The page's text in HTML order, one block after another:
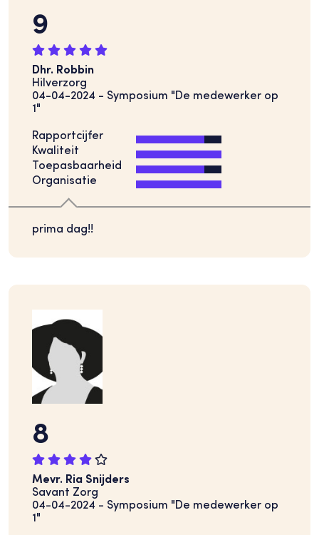
9
Dhr. Robbin
Hilverzorg
04-04-2024 - Symposium "De medewerker op
1"
Rapportcijfer
Kwaliteit
Toepasbaarheid
Organisatie
prima dag!!
8
Mevr. Ria Snijders
Savant Zorg
04-04-2024 - Symposium "De medewerker op
1"